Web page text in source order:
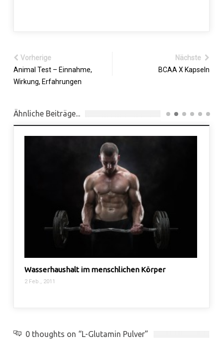
Vorherige
Animal Test – Einnahme,
Wirkung, Erfahrungen
Nächste
BCAA X Kapseln
Ähnliche Beiträge...
Wasserhaushalt im menschlichen Körper
2 Feb., 2011
0 thoughts on “L-Glutamin Pulver”